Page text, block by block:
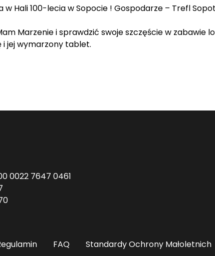
w Hali 100-lecia w Sopocie ! Gospodarze – Trefl
Marzenie i sprawdzić swoje szczęście w zabawie
i jej wymarzony tablet.
0022 7647 0461
FAQ Standardy Ochrony Małoletnich